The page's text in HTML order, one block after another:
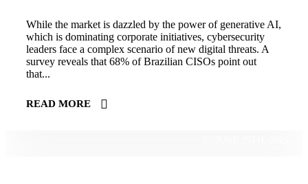
While the market is dazzled by the power of generative AI,
which is dominating corporate initiatives, cybersecurity
leaders face a complex scenario of new digital threats. A
survey reveals that 68% of Brazilian CISOs point out
that...
READ MORE